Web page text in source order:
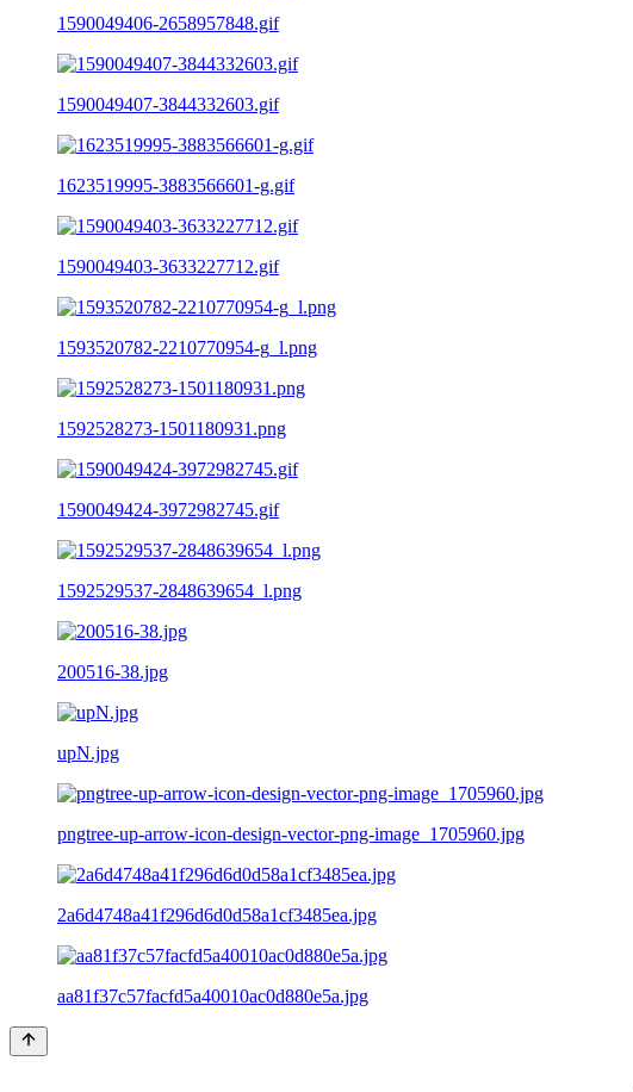
1590049406-2658957848.gif
1590049407-3844332603.gif
1623519995-3883566601-g.gif
1590049403-3633227712.gif
1593520782-2210770954-g_l.png
1592528273-1501180931.png
1590049424-3972982745.gif
1592529537-2848639654_l.png
200516-38.jpg
upN.jpg
pngtree-up-arrow-icon-design-vector-png-image_1705960.jpg
2a6d4748a41f296d6d0d58a1cf3485ea.jpg
aa81f37c57facfd5a40010ac0d880e5a.jpg